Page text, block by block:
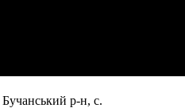
р-н, с.